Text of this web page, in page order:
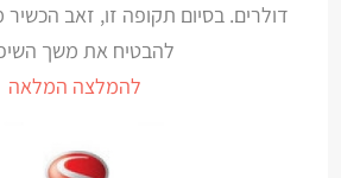
דולרים. בסיום תקופה זו, זאב הכשיר
להבטיח את משך
להמלצה המלאה